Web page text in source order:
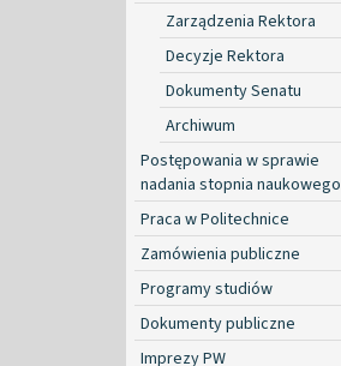
Zarządzenia Rektora
Decyzje Rektora
Dokumenty Senatu
Archiwum
Postępowania w sprawie
nadania stopnia naukowego
Praca w Politechnice
Zamówienia publiczne
Programy studiów
Dokumenty publiczne
Imprezy PW